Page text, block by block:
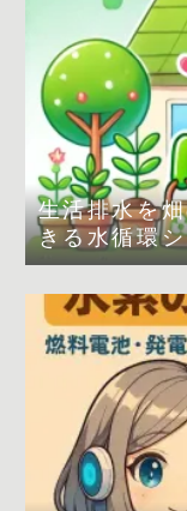
生活排水を
きる水循環
は？